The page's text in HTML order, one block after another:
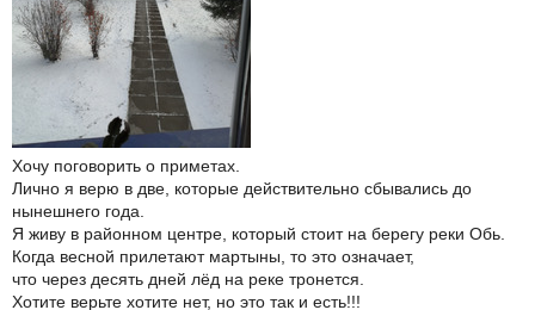
Хочу поговорить о приметах.
Лично я верю в две, которые действительно сбывались до
нынешнего года.
Я живу в районном центре, который стоит на берегу реки Обь.
Когда весной прилетают мартыны, то это означает,
что через десять дней лёд на реке тронется.
Хотите верьте хотите нет, но это так и есть!!!